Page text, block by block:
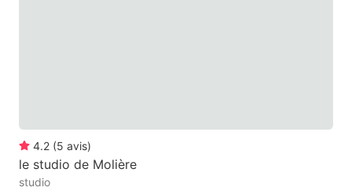
4.2 (5 avis)
le studio de Molière
studio